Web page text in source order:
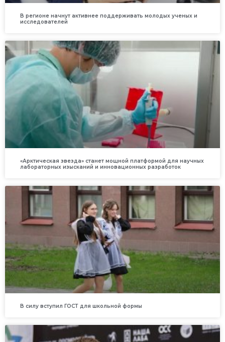
В регионе начнут активнее поддерживать молодых ученых и
исследователей
«Арктическая звезда» станет мощной платформой для научных
лабораторных изысканий и инновационных разработок
В силу вступил ГОСТ для школьной формы